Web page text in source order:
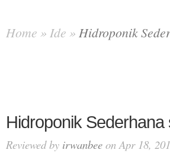
Home » Ide » Hidroponik
Hidroponik Sederhana
Reviewed by irwanbee on Apr 18,